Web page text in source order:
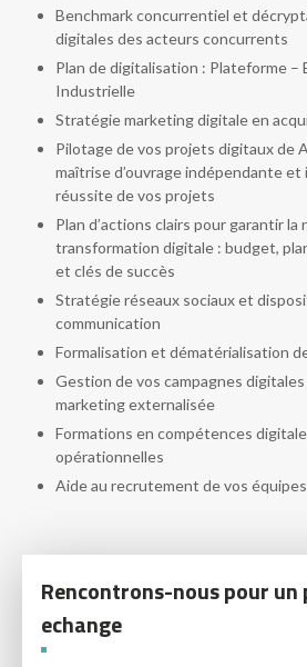
Benchmark concurrentiel et
digitales des acteurs concurrents
Plan de digitalisation : Plateforme –
Industrielle
Stratégie marketing digitale en
Pilotage de vos projets digitaux de
maîtrise d’ouvrage indépendante et
réussite de vos projets
Plan d’actions clairs pour garantir
transformation digitale : budget,
et clés de succès
Stratégie réseaux sociaux et
communication
Formalisation et dématérialisation
Gestion de vos campagnes
marketing externalisée
Formations en compétences
opérationnelles
Aide au recrutement de vos
Rencontrons-nous pour un
echange